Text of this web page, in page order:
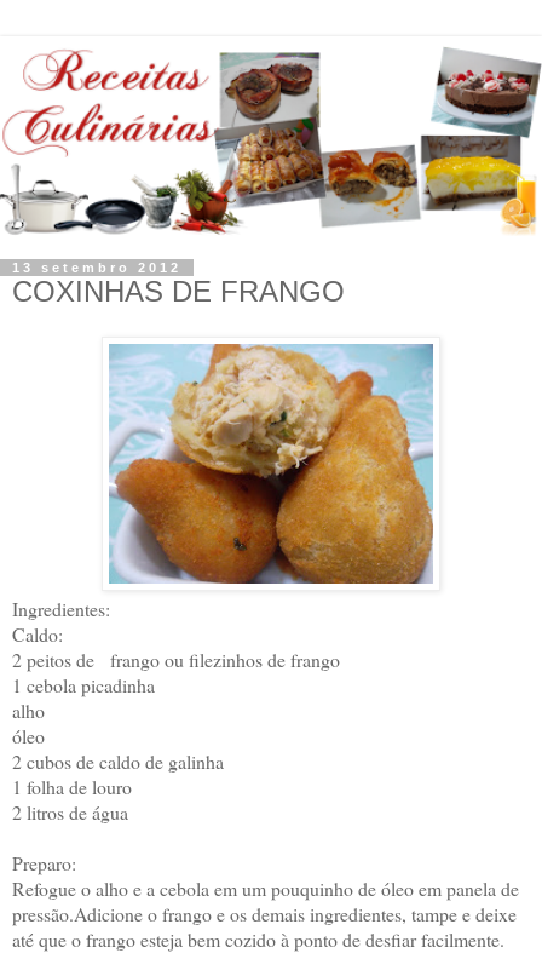
13 setembro 2012
COXINHAS DE FRANGO
Ingredientes:
Caldo:
2 peitos de
frango ou filezinhos de frango
1 cebola picadinha
alho
óleo
2 cubos de caldo de galinha
1 folha de louro
2 litros de água
Preparo:
Refogue o alho e a cebola em um pouquinho de óleo em panela de
pressão.Adicione o frango e os demais ingredientes, tampe e deixe
até que o frango esteja bem cozido à ponto de desfiar facilmente.